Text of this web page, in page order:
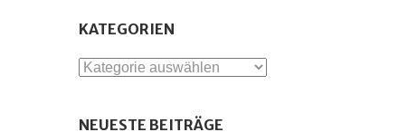
KATEGORIEN
Kategorien
NEUESTE BEITRÄGE